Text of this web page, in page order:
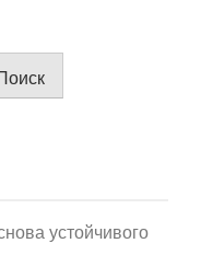
устойчивого